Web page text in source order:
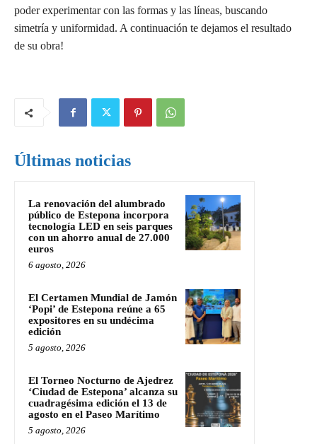
poder experimentar con las formas y las líneas, buscando
simetría y uniformidad. A continuación te dejamos el resultado
de su obra!
Últimas noticias
La renovación del alumbrado
público de Estepona incorpora
tecnología LED en seis parques
con un ahorro anual de 27.000
euros
6 agosto, 2026
El Certamen Mundial de Jamón
‘Popi’ de Estepona reúne a 65
expositores en su undécima
edición
5 agosto, 2026
El Torneo Nocturno de Ajedrez
‘Ciudad de Estepona’ alcanza su
cuadragésima edición el 13 de
agosto en el Paseo Marítimo
5 agosto, 2026